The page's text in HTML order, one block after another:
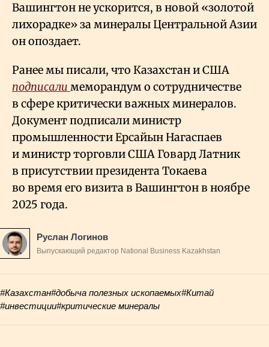
Вашингтон не ускорится, в новой «золотой
лихорадке» за минералы Центральной Азии
он опоздает.
Ранее мы писали, что Казахстан и США
подписали меморандум о сотрудничестве
в сфере критически важных минералов.
Документ подписали министр
промышленности Ерсайын Нагаспаев
и министр торговли США Говард Латник
в присутствии президента Токаева
во время его визита в Вашингтон в ноябре
2025 года.
Руслан Логинов
Выпускающий редактор National Business Kazakhstan
#Казахстан#добыча полезных ископаемых#Китай
#инвестиции#критические минералы